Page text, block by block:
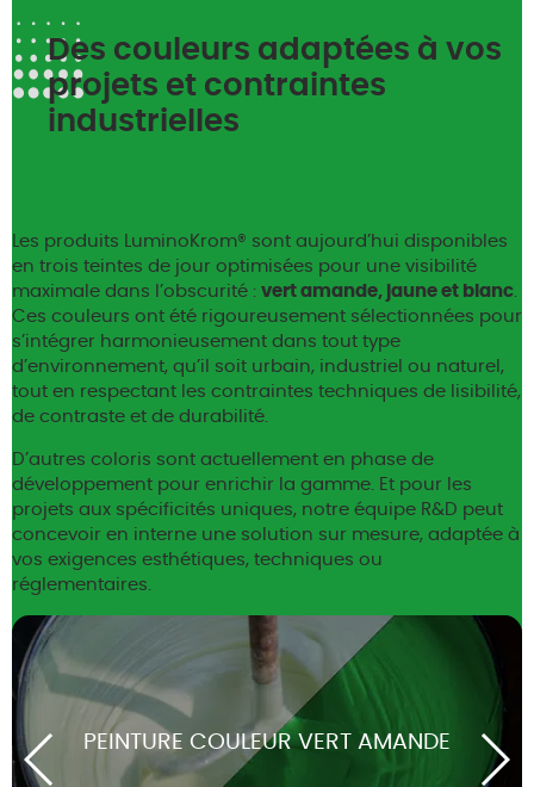
Des couleurs adaptées à vos
projets et contraintes
industrielles
Les produits LuminoKrom® sont aujourd’hui disponibles
en trois teintes de jour optimisées pour une visibilité
maximale dans l’obscurité : vert amande, jaune et blanc.
Ces couleurs ont été rigoureusement sélectionnées pour
s’intégrer harmonieusement dans tout type
d’environnement, qu’il soit urbain, industriel ou naturel,
tout en respectant les contraintes techniques de lisibilité,
de contraste et de durabilité.
D’autres coloris sont actuellement en phase de
développement pour enrichir la gamme. Et pour les
projets aux spécificités uniques, notre équipe R&D peut
concevoir en interne une solution sur mesure, adaptée à
vos exigences esthétiques, techniques ou
réglementaires.
PEINTURE COULEUR VERT AMANDE